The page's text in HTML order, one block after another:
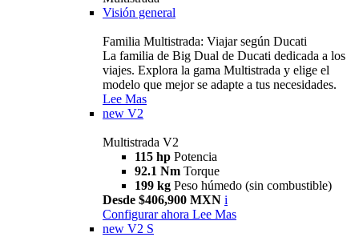
Visión general
Familia Multistrada: Viajar según Ducati
La familia de Big Dual de Ducati dedicada a los
viajes. Explora la gama Multistrada y elige el
modelo que mejor se adapte a tus necesidades.
Lee Mas
new V2
Multistrada V2
115 hp Potencia
92.1 Nm Torque
199 kg Peso húmedo (sin combustible)
Desde $406,900 MXN i
Configurar ahora Lee Mas
new V2 S